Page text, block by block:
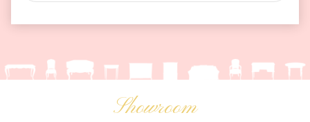
Showroom